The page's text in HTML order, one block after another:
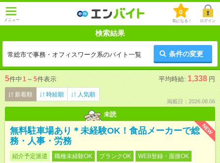
メニュー
0
気になる！ ログイン
検索結果
常総市で事務・オフィスワーク系のバイト一覧 条件の変更
5件中1 ～ 5件表示 平均時給: 1,338 円
新着順 時給順 人気順
掲載日：2026.08.06
未読
NEW
無料駐車場あり＊未経験OK！食品メーカーで総
務・人事・労務
紹介予定派遣 職種未経験OK ブランクOK WEB登録・面接OK